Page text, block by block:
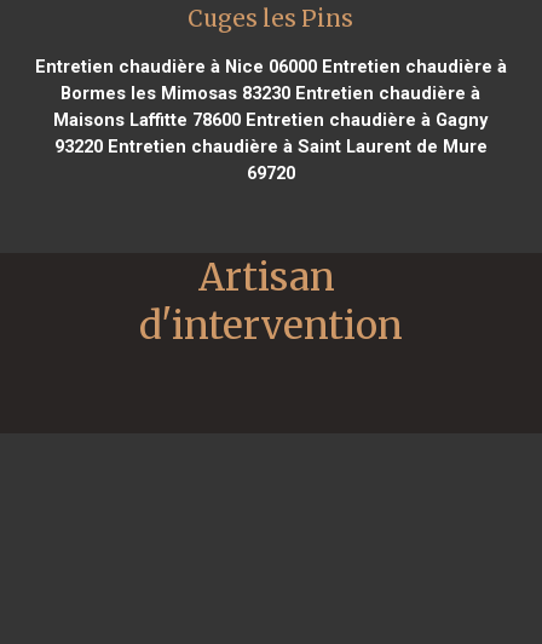
Cuges les Pins
Entretien chaudière à Nice 06000Entretien chaudière à
Bormes les Mimosas 83230 Entretien chaudière à
Maisons Laffitte 78600 Entretien chaudière à Gagny
93220Entretien chaudière à Saint Laurent de Mure
69720
Artisan
d'intervention